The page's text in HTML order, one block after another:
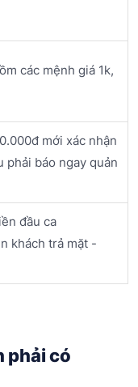
các mệnh giá 1k,
mới xác nhận
phải báo ngay quản
đầu ca
khách trả mặt -
phải có